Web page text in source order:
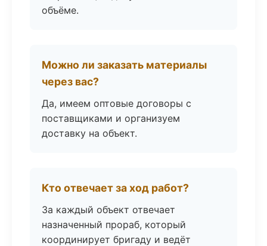
объёме.
Можно ли заказать материалы
через вас?
Да, имеем оптовые договоры с
поставщиками и организуем
доставку на объект.
Кто отвечает за ход работ?
За каждый объект отвечает
назначенный прораб, который
координирует бригаду и ведёт